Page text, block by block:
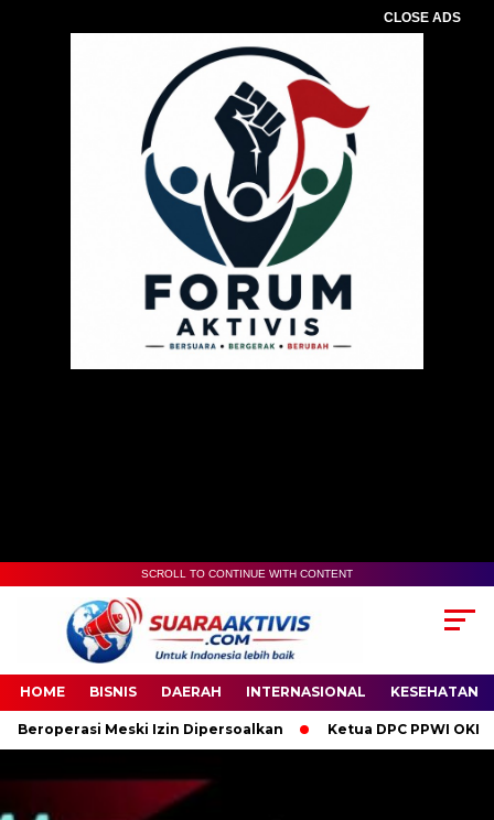
CLOSE ADS
00:00
SCROLL TO CONTINUE WITH CONTENT
HOME BISNIS DAERAH INTERNASIONAL KESEHATAN
Izin Dipersoalkan Ketua DPC PPWI OKI Bersama